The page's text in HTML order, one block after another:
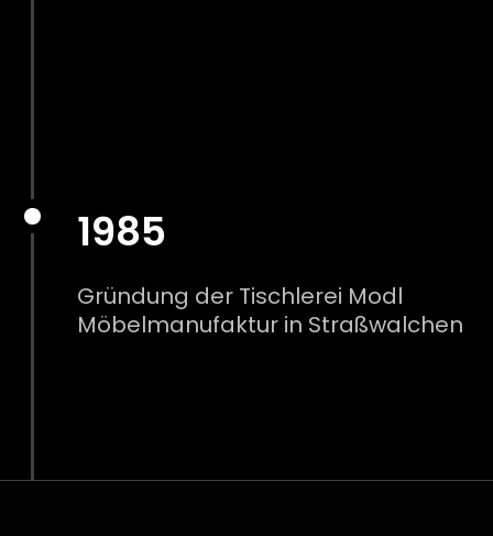
1985
Gründung der Tischlerei Modl
Möbelmanufaktur in Straßwalchen